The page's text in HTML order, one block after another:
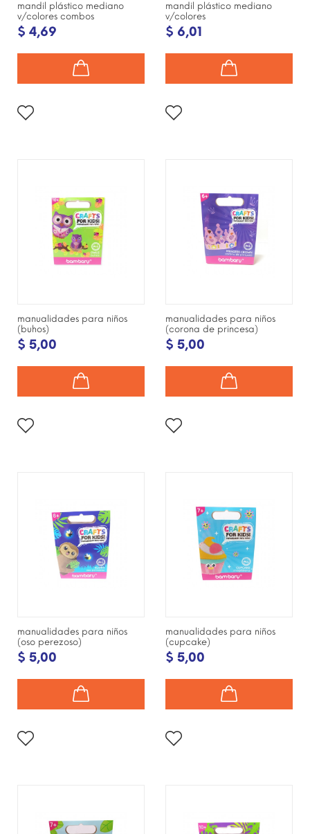
mandil plástico mediano
v/colores combos
$ 4,69
mandil plástico mediano
v/colores
$ 6,01
manualidades para niños
(buhos)
$ 5,00
manualidades para niños
(corona de princesa)
$ 5,00
manualidades para niños
(oso perezoso)
$ 5,00
manualidades para niños
(cupcake)
$ 5,00